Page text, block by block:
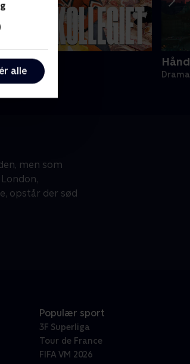
alle
men som
opstår der sød
Populær sport
3F Superliga
Tour de France
FIFA VM 2026